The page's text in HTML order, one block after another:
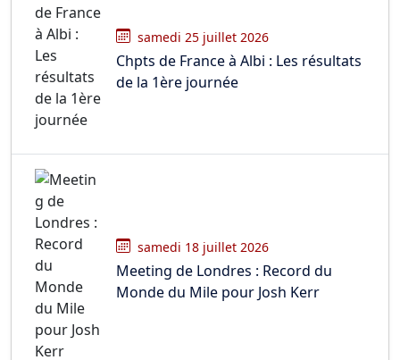
samedi 25 juillet 2026
Chpts de France à Albi : Les résultats
de la 1ère journée
samedi 18 juillet 2026
Meeting de Londres : Record du
Monde du Mile pour Josh Kerr